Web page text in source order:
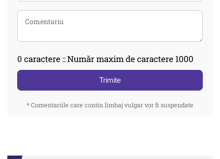
0 caractere :: Număr maxim de caractere 1000
Trimite
* Comentariile care contin limbaj vulgar vor fi suspendate